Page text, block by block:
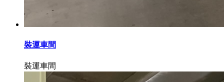
裝運車間
裝運車間